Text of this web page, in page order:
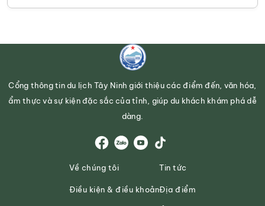
Cổng thông tin du lịch Tây Ninh giới thiệu các điểm đến, văn hóa,
ẩm thực và sự kiện đặc sắc của tỉnh, giúp du khách khám phá dễ
dàng.
Về chúng tôi
Điều kiện & điều khoản
Tin tức
Địa điểm